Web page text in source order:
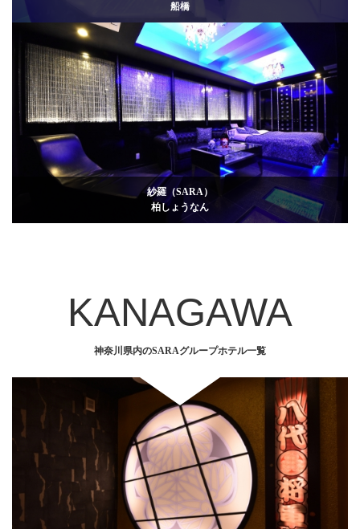
船橋
紗羅（SARA）
柏しょうなん
KANAGAWA
神奈川県内のSARAグループホテル一覧